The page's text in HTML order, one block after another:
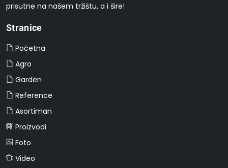
prisutne na našem tržištu, a i šire!
Stranice
Početna
Agro
Garden
Reference
Asortiman
Proizvodi
Foto
Video